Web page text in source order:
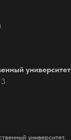
университет.
университет